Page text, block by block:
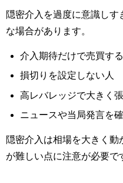
隠密介入を過度に意識し
な場合があります。
介入期待だけで売買す
損切りを設定しない人
高レバレッジで大きく
ニュースや当局発言を
隠密介入は相場を大きく動
が難しい点に注意が必要で